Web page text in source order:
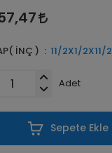
İNÇ ) 11/2X1/2X11/2
Adet
Sepete Ekle